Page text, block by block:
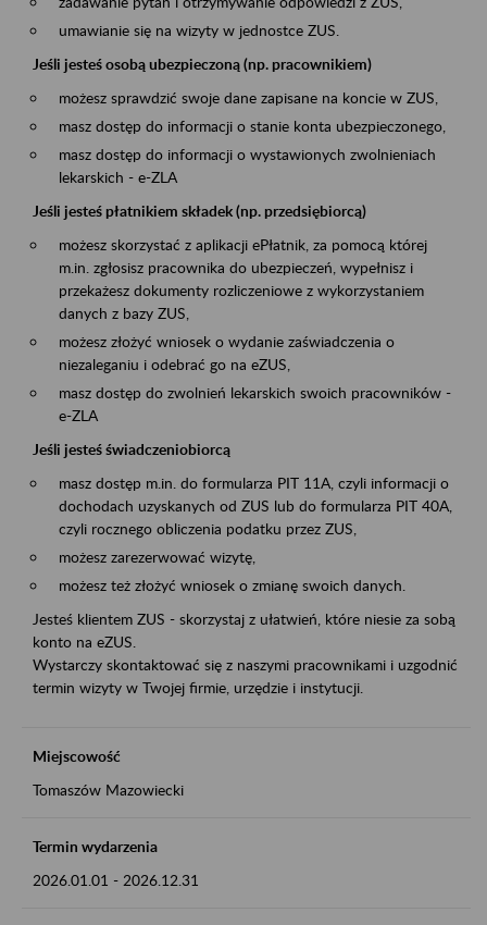
umawianie się na wizyty w jednostce ZUS.
Jeśli jesteś osobą ubezpieczoną (np. pracownikiem)
możesz sprawdzić swoje dane zapisane na koncie w ZUS,
masz dostęp do informacji o stanie konta ubezpieczonego,
masz dostęp do informacji o wystawionych zwolnieniach
lekarskich - e-ZLA
Jeśli jesteś płatnikiem składek (np. przedsiębiorcą)
możesz skorzystać z aplikacji ePłatnik, za pomocą której
m.in. zgłosisz pracownika do ubezpieczeń, wypełnisz i
przekażesz dokumenty rozliczeniowe z wykorzystaniem
danych z bazy ZUS,
możesz złożyć wniosek o wydanie zaświadczenia o
niezaleganiu i odebrać go na eZUS,
masz dostęp do zwolnień lekarskich swoich pracowników -
e-ZLA
Jeśli jesteś świadczeniobiorcą
masz dostęp m.in. do formularza PIT 11A, czyli informacji o
dochodach uzyskanych od ZUS lub do formularza PIT 40A,
czyli rocznego obliczenia podatku przez ZUS,
możesz zarezerwować wizytę,
możesz też złożyć wniosek o zmianę swoich danych.
Jesteś klientem ZUS - skorzystaj z ułatwień, które niesie za sobą
konto na eZUS.
Wystarczy skontaktować się z naszymi pracownikami i uzgodnić
termin wizyty w Twojej firmie, urzędzie i instytucji.
Miejscowość
Tomaszów Mazowiecki
Termin wydarzenia
2026.01.01 - 2026.12.31